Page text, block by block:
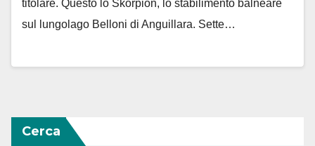
titolare. Questo lo Skorpion, lo stabilimento balneare
sul lungolago Belloni di Anguillara. Sette…
Cerca